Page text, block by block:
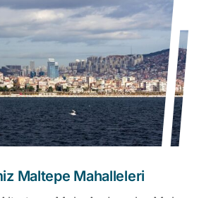
Maltepe Mahalleleri